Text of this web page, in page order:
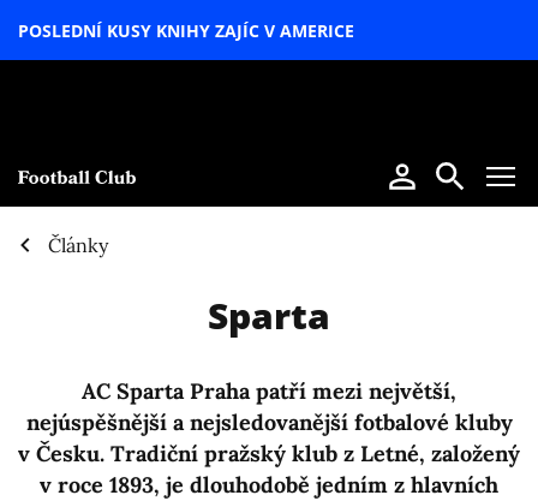
POSLEDNÍ KUSY KNIHY ZAJÍC V AMERICE
Články
Sparta
AC Sparta Praha patří mezi největší,
nejúspěšnější a nejsledovanější fotbalové kluby
v Česku. Tradiční pražský klub z Letné, založený
v roce 1893, je dlouhodobě jedním z hlavních